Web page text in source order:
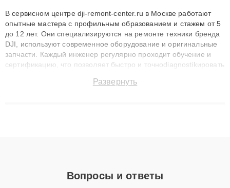
В сервисном центре dji-remont-center.ru в Москве работают
опытные мастера с профильным образованием и стажем от 5
до 12 лет. Они специализируются на ремонте техники бренда
DJI, используют современное оборудование и оригинальные
запчасти. Каждый инженер регулярно проходит обучение и
сертификацию, что позволяет быстро и точноdiagnostikировать
до 3 лет. Наши мастера решают сложные случаи: от замены
Развернуть
Вопросы и ответы